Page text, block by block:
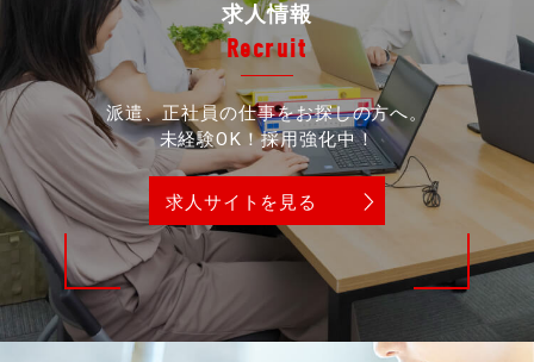
求人情報
Recruit
派遣、正社員の仕事をお探しの方へ。
未経験OK！採用強化中！
求人サイトを見る